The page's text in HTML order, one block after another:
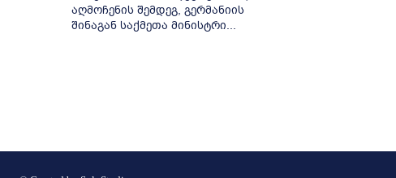
აღმოჩენის შემდეგ, გერმანიის
შინაგან საქმეთა მინისტრი...